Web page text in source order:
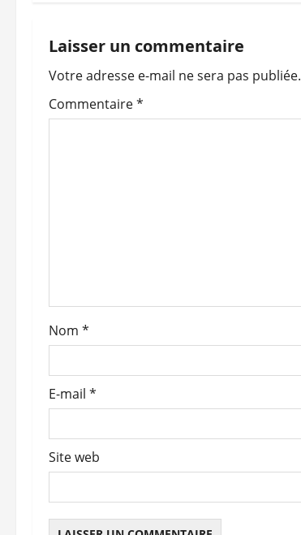
g
a
t
a
r
t
i
c
l
e
Laisser un commentaire
Votre adresse e-mail ne sera pas publiée.
Commentaire*
Nom *
E-mail *
Site web